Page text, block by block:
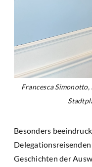
Francesca
Besonders
Geschichten der